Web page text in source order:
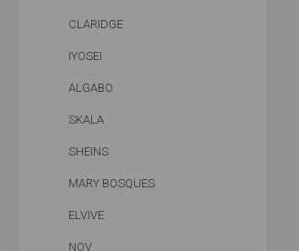
CLARIDGE
IYOSEI
ALGABO
SKALA
SHEINS
MARY BOSQUES
ELVIVE
NOV